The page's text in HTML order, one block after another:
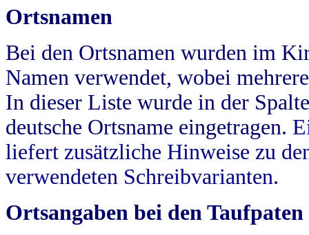
Ortsnamen
Bei den Ortsnamen wurden im
Namen verwendet, wobei
In dieser Liste wurde in der
deutsche Ortsname eingetragen.
liefert zusätzliche Hinweise zu
verwendeten Schreibvarianten.
Ortsangaben bei den Taufpaten